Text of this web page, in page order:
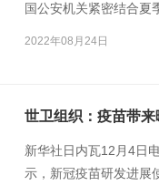
国公安机关紧密结合夏
2022年08月24日
世卫组织：疫苗带
新华社日内瓦12月4日
示，新冠疫苗研发进展